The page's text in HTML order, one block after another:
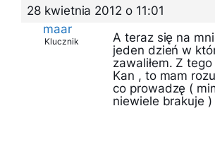
28 kwietnia 2012 o 11:01
maar
Klucznik
A teraz się na
jeden dzień w
zawaliłem. Z
Kan , to mam
co prowadzę (
niewiele brakuje )